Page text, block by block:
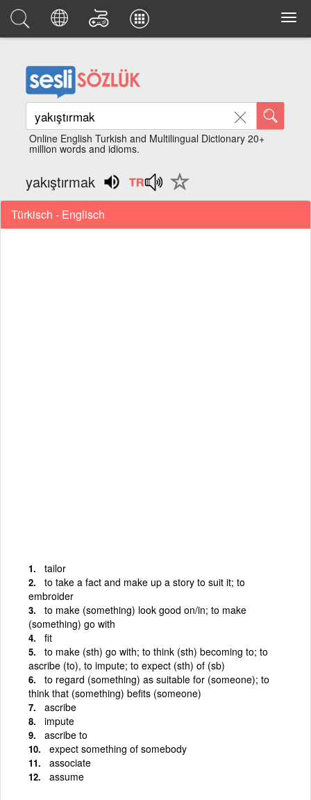
Online English Turkish and Multilingual Dictionary 20+
million words and idioms.
yakıştırmak
Türkisch - Englisch
tailor
to take a fact and make up a story to suit it; to
embroider
to make (something) look good on/in; to make
(something) go with
fit
to make (sth) go with; to think (sth) becoming to; to
ascribe (to), to impute; to expect (sth) of (sb)
to regard (something) as suitable for (someone); to
think that (something) befits (someone)
ascribe
impute
ascribe to
expect something of somebody
associate
assume